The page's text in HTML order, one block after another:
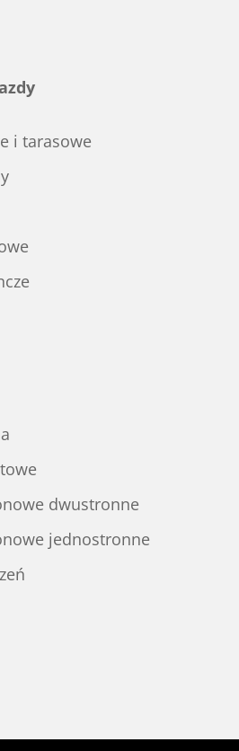
i tarasowe
dwustronne
jednostronne